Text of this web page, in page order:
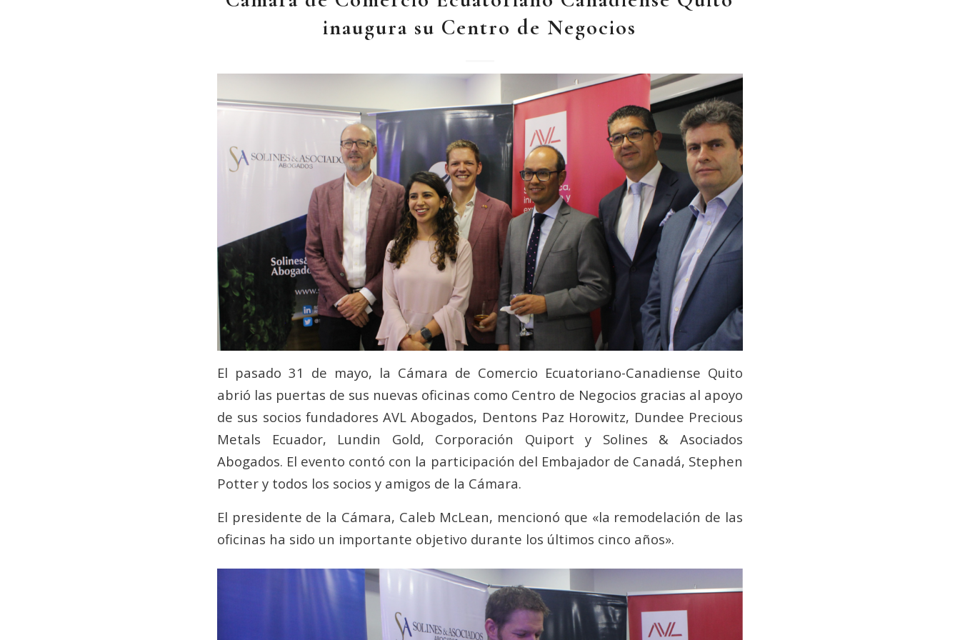
inaugura su Centro de Negocios
El pasado 31 de mayo, la Cámara de Comercio Ecuatoriano-Canadiense Quito
abrió las puertas de sus nuevas oficinas como Centro de Negocios gracias al apoyo
de sus socios fundadores AVL Abogados, Dentons Paz Horowitz, Dundee Precious
Metals Ecuador, Lundin Gold, Corporación Quiport y Solines & Asociados
Abogados. El evento contó con la participación del Embajador de Canadá, Stephen
Potter y todos los socios y amigos de la Cámara.
El presidente de la Cámara, Caleb McLean, mencionó que «la remodelación de las
oficinas ha sido un importante objetivo durante los últimos cinco años».